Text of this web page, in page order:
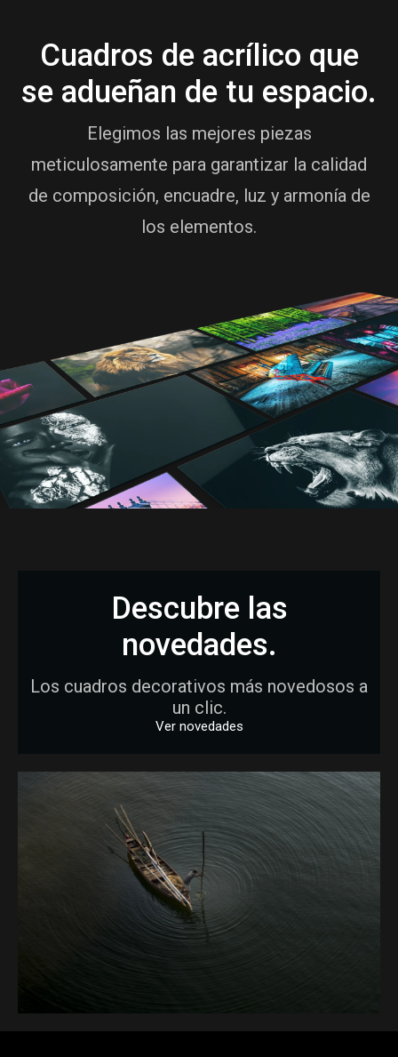
Cuadros de acrílico que
se adueñan de tu espacio.
Elegimos las mejores piezas
meticulosamente para garantizar la calidad
de composición, encuadre, luz y armonía de
los elementos.
Descubre las
novedades.
Los cuadros decorativos más novedosos a
un clic.
Ver novedades